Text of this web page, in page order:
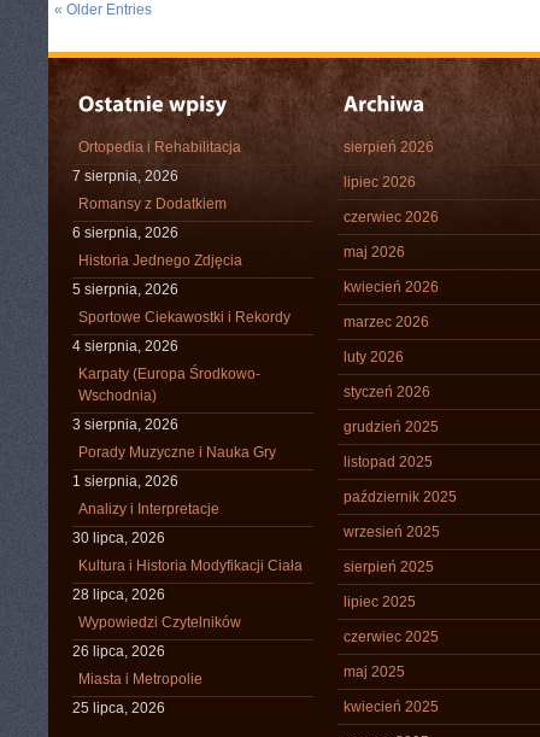
« Older Entries
Ortopedia i Rehabilitacja
7 sierpnia, 2026
Romansy z Dodatkiem
6 sierpnia, 2026
Historia Jednego Zdjęcia
5 sierpnia, 2026
Sportowe Ciekawostki i Rekordy
4 sierpnia, 2026
Karpaty (Europa Środkowo-
Wschodnia)
3 sierpnia, 2026
Porady Muzyczne i Nauka Gry
1 sierpnia, 2026
Analizy i Interpretacje
30 lipca, 2026
Kultura i Historia Modyfikacji Ciała
28 lipca, 2026
Wypowiedzi Czytelników
26 lipca, 2026
Miasta i Metropolie
25 lipca, 2026
sierpień 2026
lipiec 2026
czerwiec 2026
maj 2026
kwiecień 2026
marzec 2026
luty 2026
styczeń 2026
grudzień 2025
listopad 2025
październik 2025
wrzesień 2025
sierpień 2025
lipiec 2025
czerwiec 2025
maj 2025
kwiecień 2025